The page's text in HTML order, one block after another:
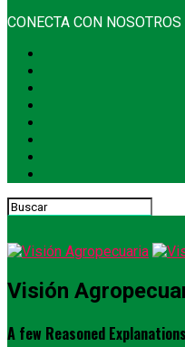
CONECTA CON NOSOTROS
Visión
A few Reasoned